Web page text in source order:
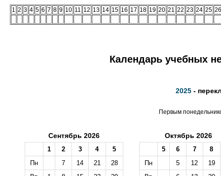
1 2 3 4 5 6 7 8 9 10 11 12 13 14 15 16 17 18 19 20 21 22 23 24 25 26
Календарь учебных
2025 -
Первым
Сентябрь 2026
1 2 3 4
5
Пн
7 14 21
28
Октябрь 2026
5 6 7
8
Пн
5 12
19